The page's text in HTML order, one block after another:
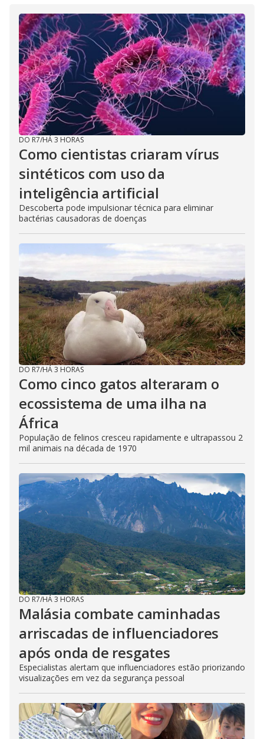
DO R7/HÁ 3 HORAS
Como cientistas criaram vírus
sintéticos com uso da
inteligência artificial
Descoberta pode impulsionar técnica para eliminar
bactérias causadoras de doenças
DO R7/HÁ 3 HORAS
Como cinco gatos alteraram o
ecossistema de uma ilha na
África
População de felinos cresceu rapidamente e ultrapassou 2
mil animais na década de 1970
DO R7/HÁ 3 HORAS
Malásia combate caminhadas
arriscadas de influenciadores
após onda de resgates
Especialistas alertam que influenciadores estão priorizando
visualizações em vez da segurança pessoal